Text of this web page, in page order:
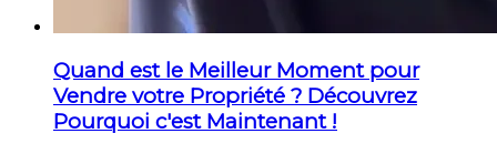
Quand est le Meilleur Moment pour
Vendre votre Propriété ? Découvrez
Pourquoi c'est Maintenant !